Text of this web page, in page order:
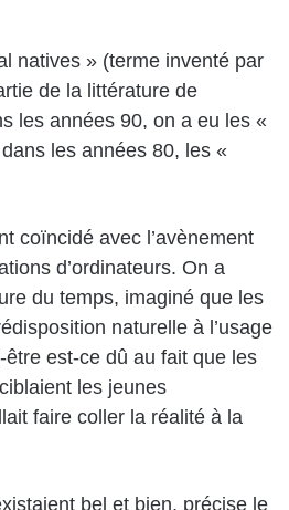
natives » (terme inventé par
de la littérature de
les années 90, on a eu les «
les années 80, les «
coïncidé avec l’avènement
d’ordinateurs. On a
du temps, imaginé que les
naturelle à l’usage
est-ce dû au fait que les
les jeunes
faire coller la réalité à la
bel et bien, précise le